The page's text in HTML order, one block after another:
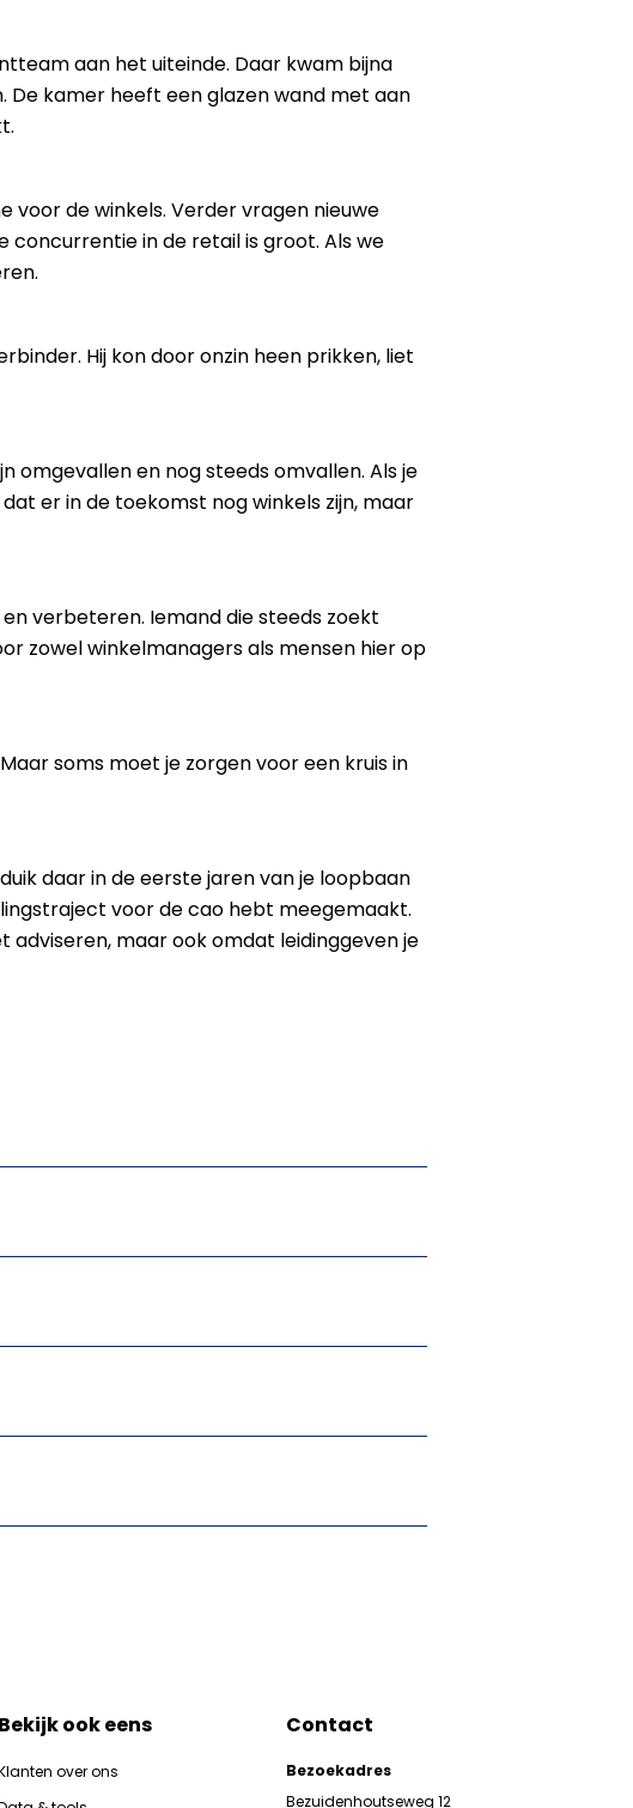
aan het uiteinde. Daar kwam bijna
De kamer heeft een glazen wand met aan
voor de winkels. Verder vragen nieuwe
in de retail is groot. Als we
Hij kon door onzin heen prikken, liet
omgevallen en nog steeds omvallen. Als je
er in de toekomst nog winkels zijn, maar
verbeteren. Iemand die steeds zoekt
zowel winkelmanagers als mensen hier op
soms moet je zorgen voor een kruis in
daar in de eerste jaren van je loopbaan
voor de cao hebt meegemaakt.
adviseren, maar ook omdat leidinggeven je
Bekijk ook eens
over ons
Contact
Bezoekadres
Bezuidenhoutseweg 12